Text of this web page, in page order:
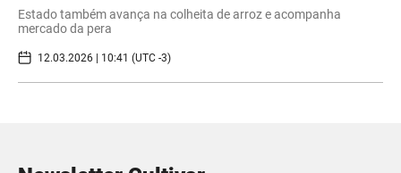
Estado também avança na colheita de arroz e acompanha
mercado da pera
12.03.2026 | 10:41 (UTC -3)